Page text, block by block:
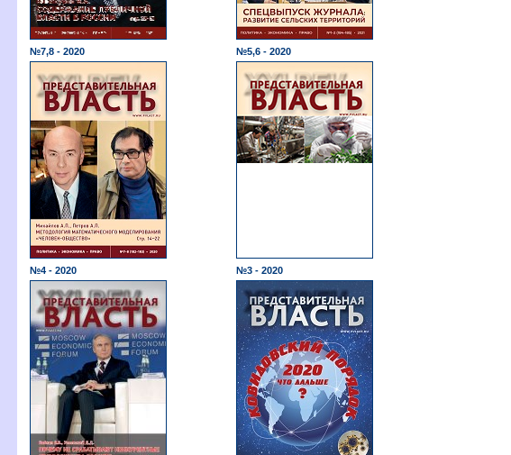
№7,8 - 2020 №5,6 - 2020
№4 - 2020 №3 - 2020